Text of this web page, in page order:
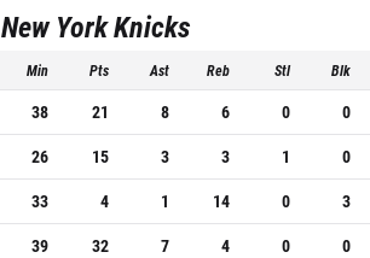
New York Knicks
Min Pts Ast Reb Stl Blk
38 21 8 6 0
0
26 15 3 3 1
0
33 4 1 14 0
3
39 32 7 4 0
0